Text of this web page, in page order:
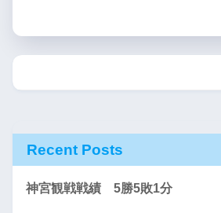
Recent Posts
神宮観戦戦績 5勝5敗1分